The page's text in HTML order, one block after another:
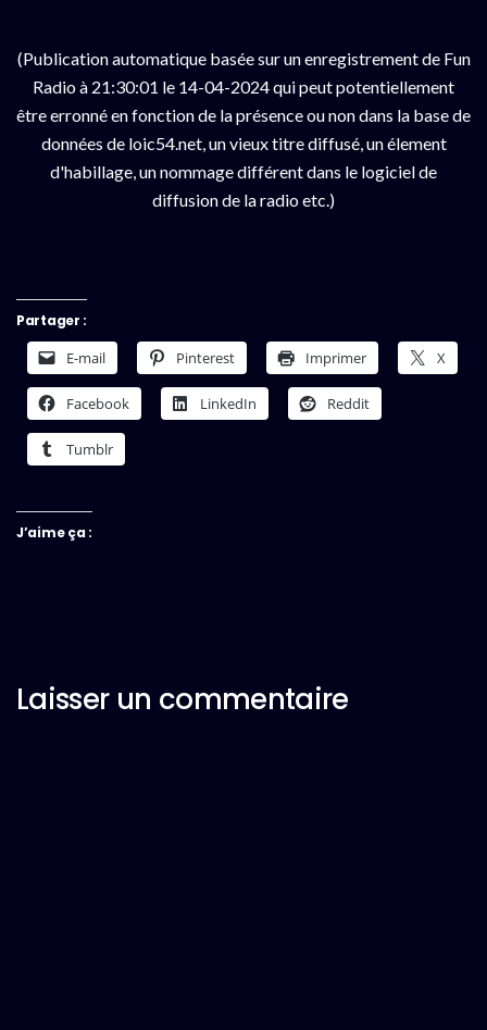
(Publication automatique basée sur un enregistrement de Fun
Radio à 21:30:01 le 14-04-2024 qui peut potentiellement
être erronné en fonction de la présence ou non dans la base de
données de loic54.net, un vieux titre diffusé, un élement
d'habillage, un nommage différent dans le logiciel de
diffusion de la radio etc.)
Partager :
E-mail Pinterest Imprimer X
Facebook LinkedIn Reddit
Tumblr
J’aime ça :
Laisser un commentaire